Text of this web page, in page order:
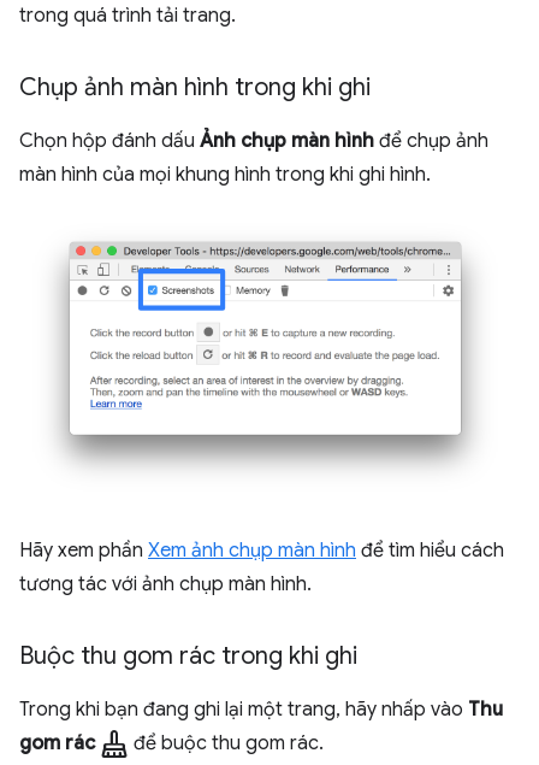
trong quá trình tải trang.
Chụp ảnh màn hình trong khi ghi
Chọn hộp đánh dấu Ảnh chụp màn hình để chụp ảnh
màn hình của mọi khung hình trong khi ghi hình.
Hãy xem phần Xem ảnh chụp màn hình để tìm hiểu cách
tương tác với ảnh chụp màn hình.
Buộc thu gom rác trong khi ghi
Trong khi bạn đang ghi lại một trang, hãy nhấp vào Thu
gom rác mop để buộc thu gom rác.